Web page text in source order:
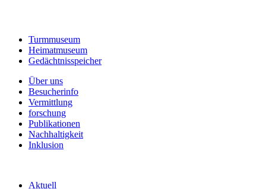
Turmmuseum
Heimatmuseum
Gedächtnisspeicher
Über uns
Besucherinfo
Vermittlung
forschung
Publikationen
Nachhaltigkeit
Inklusion
Aktuell